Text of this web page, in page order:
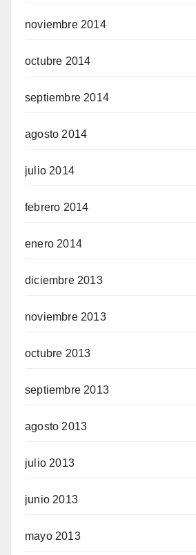
noviembre 2014
octubre 2014
septiembre 2014
agosto 2014
julio 2014
febrero 2014
enero 2014
diciembre 2013
noviembre 2013
octubre 2013
septiembre 2013
agosto 2013
julio 2013
junio 2013
mayo 2013